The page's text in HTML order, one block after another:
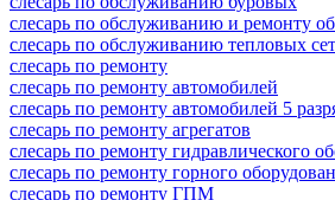
слесарь по обслуживанию и ремонту
слесарь по обслуживанию тепловых
слесарь по ремонту
слесарь по ремонту автомобилей
слесарь по ремонту автомобилей 5
слесарь по ремонту агрегатов
слесарь по ремонту гидравлического
слесарь по ремонту горного
слесарь по ремонту ГПМ